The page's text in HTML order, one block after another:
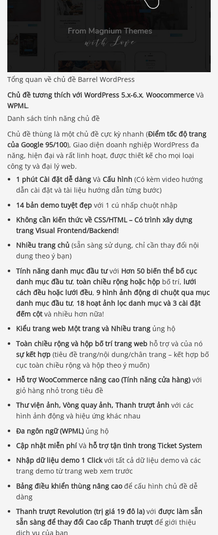
Tổng quan về chủ đề Barrel WordPress
Chủ đề tương thích với WordPress 5.x-6.x, Woocommerce Và
WPML.
Danh sách tính năng chủ đề
Chủ đề thùng là một chủ đề cực kỳ nhanh (Điểm tốc độ trang
của Google 95/100), Giao diện doanh nghiệp WordPress đa
năng, hiện đại và rất linh hoạt, được thiết kế cho mọi loại
công ty và đại lý web.
1 phút Cài đặt dễ dàng Và Cấu hình (Có kèm video hướng
dẫn cài đặt và tài liệu hướng dẫn từng bước)
14 bản demo tuyệt đẹp với 1 cú nhấp chuột nhập
Không cần kiến ​​thức về CSS/HTML – Có trình xây dựng
trang Visual Frontend/Backend!
Nhiều trang chủ (sẵn sàng sử dụng, chỉ cần thay đổi nội
dung theo ý bạn)
Tính năng danh mục đầu tưvới Hơn 50 biến thể bố cục
danh mục đầu tư,toàn chiều rộng hoặc hộp bố trí, lưới
cách đều hoặc lưới đều,9 hình ảnh động di chuột qua mục
danh mục đầu tư, 18 hoạt ảnh lọc danh mục và 3 cài đặt
đếm cộtvà nhiều hơn nữa!
Kiểu trang web Một trang và Nhiều trang ủng hộ
Toàn chiều rộng và hộp bố trí trang web hỗ trợ và của nó
sự kết hợp (tiêu đề trang/nội dung/chân trang – kết hợp bố
cục toàn chiều rộng và hộp theo ý muốn)
Hỗ trợ WooCommerce nâng cao (Tính năng cửa hàng)với
giỏ hàng nhỏ trong tiêu đề
Thư viện ảnh, Vòng quay ảnh, Thanh trượt ảnh với các
hình ảnh động và hiệu ứng khác nhau
Đa ngôn ngữ (WPML) ủng hộ
Cập nhật miễn phíVà hỗ trợ tận tình trong Ticket System
Nhập dữ liệu demo 1 Clickvới tất cả dữ liệu demo và các
trang demo từ trang web xem trước
Bảng điều khiển thùng nâng caođể cấu hình chủ đề dễ
dàng
Thanh trượt Revolution (trị giá 19 đô la)vớiđược làm sẵn
sẵn sàng để thay đổi Cao cấp Thanh trượtđể giới thiệu
dịch vụ của bạn